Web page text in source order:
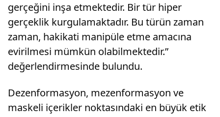
gerçeğini inşa etmektedir. Bir tür hiper
gerçeklik kurgulamaktadır. Bu türün zaman
zaman, hakikati manipüle etme amacına
evirilmesi mümkün olabilmektedir.”
değerlendirmesinde bulundu.
Dezenformasyon, mezenformasyon ve
maskeli içerikler noktasındaki en büyük etik